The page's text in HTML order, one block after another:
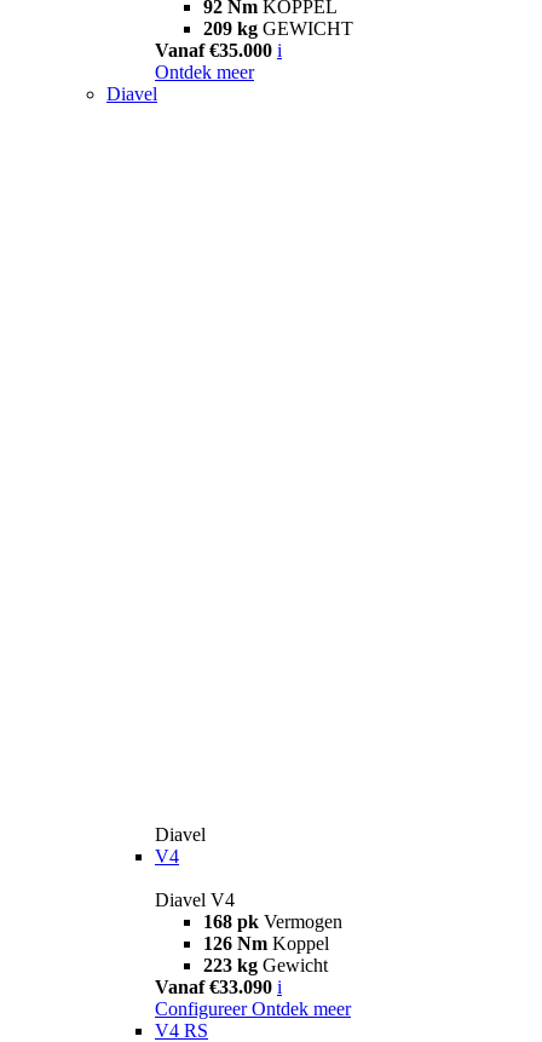
92 Nm KOPPEL
209 kg GEWICHT
Vanaf €35.000 i
Ontdek meer
Diavel
Diavel
V4
Diavel V4
168 pk Vermogen
126 Nm Koppel
223 kg Gewicht
Vanaf €33.090 i
Configureer Ontdek meer
V4 RS